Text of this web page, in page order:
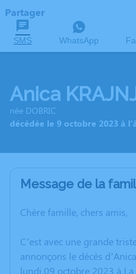
Partager
SMS WhatsApp
Anica
née DOBRIC
décédée le 9 octobre 2023 à
Message de la
Chère famille, chers amis,
C’est avec une grande
annonçons le décès
lundi 09 octobre 2023 à La